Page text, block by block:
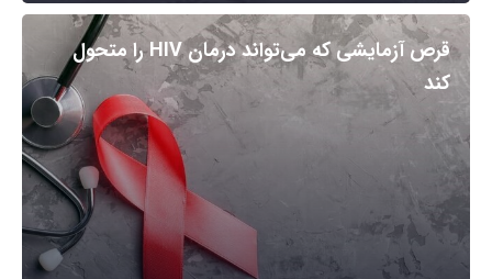
قرص آزمایشی که می‌تواند درمان HIV را متحول
کند